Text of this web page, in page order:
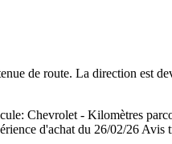
de route. La direction est
Chevrolet - Kilomètres
d'achat du 26/02/26 Avis